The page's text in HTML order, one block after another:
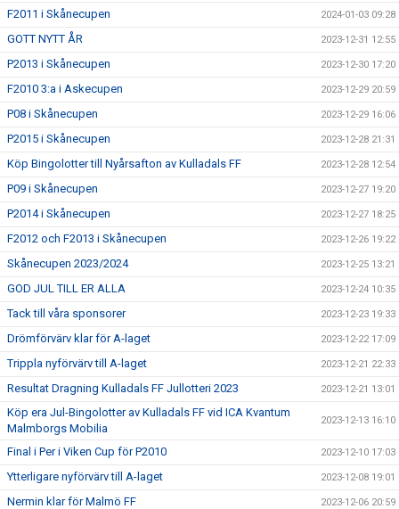
F2011 i Skånecupen 2024-01-03 09:28
GOTT NYTT ÅR 2023-12-31 12:55
P2013 i Skånecupen 2023-12-30 17:20
F2010 3:a i Askecupen 2023-12-29 20:59
P08 i Skånecupen 2023-12-29 16:06
P2015 i Skånecupen 2023-12-28 21:31
Köp Bingolotter till Nyårsafton av Kulladals FF 2023-12-28 12:54
P09 i Skånecupen 2023-12-27 19:20
P2014 i Skånecupen 2023-12-27 18:25
F2012 och F2013 i Skånecupen 2023-12-26 19:22
Skånecupen 2023/2024 2023-12-25 13:21
GOD JUL TILL ER ALLA 2023-12-24 10:35
Tack till våra sponsorer 2023-12-23 19:33
Drömförvärv klar för A-laget 2023-12-22 17:09
Trippla nyförvärv till A-laget 2023-12-21 22:33
Resultat Dragning Kulladals FF Jullotteri 2023 2023-12-21 13:01
Köp era Jul-Bingolotter av Kulladals FF vid ICA Kvantum
Malmborgs Mobilia
2023-12-13 16:10
Final i Per i Viken Cup för P2010 2023-12-10 17:03
Ytterligare nyförvärv till A-laget 2023-12-08 19:01
Nermin klar för Malmö FF 2023-12-06 20:59